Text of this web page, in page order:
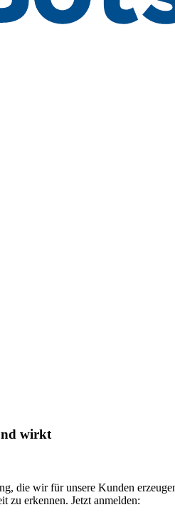
wirkt
die wir für unsere Kunden
zu erkennen. Jetzt anmelden: